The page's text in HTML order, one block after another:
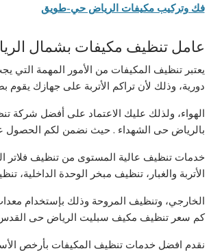
فك وتركيب مكيفات الرياض حي-طويق
عامل تنظيف مكيفات بشمال
يعتبر تنظيف المكيفات من الأمور المهمة التي
دورية، وذلك لأن تراكم الأتربة على جهازك
الهواء، ولذلك عليك الاعتماد على أفضل شركة
بالرياض حى الشهداء . حيث نضمن لكم الحصول
خدمات تنظيف عالية المستوى من تنظيف فلاتر
الأتربة والغبار، تنظيف مبخر الوحدة الداخلية،
الخارجي، وتنظيف المروحة وذلك بإستخدام
كم سعر تنظيف مكيف سبليت الرياض حى
نقدم افضل خدمات تنظيف المكيفات بأرخص